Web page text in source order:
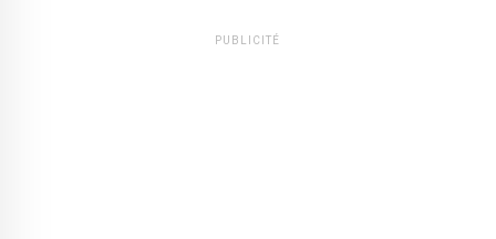
PUBLICITÉ